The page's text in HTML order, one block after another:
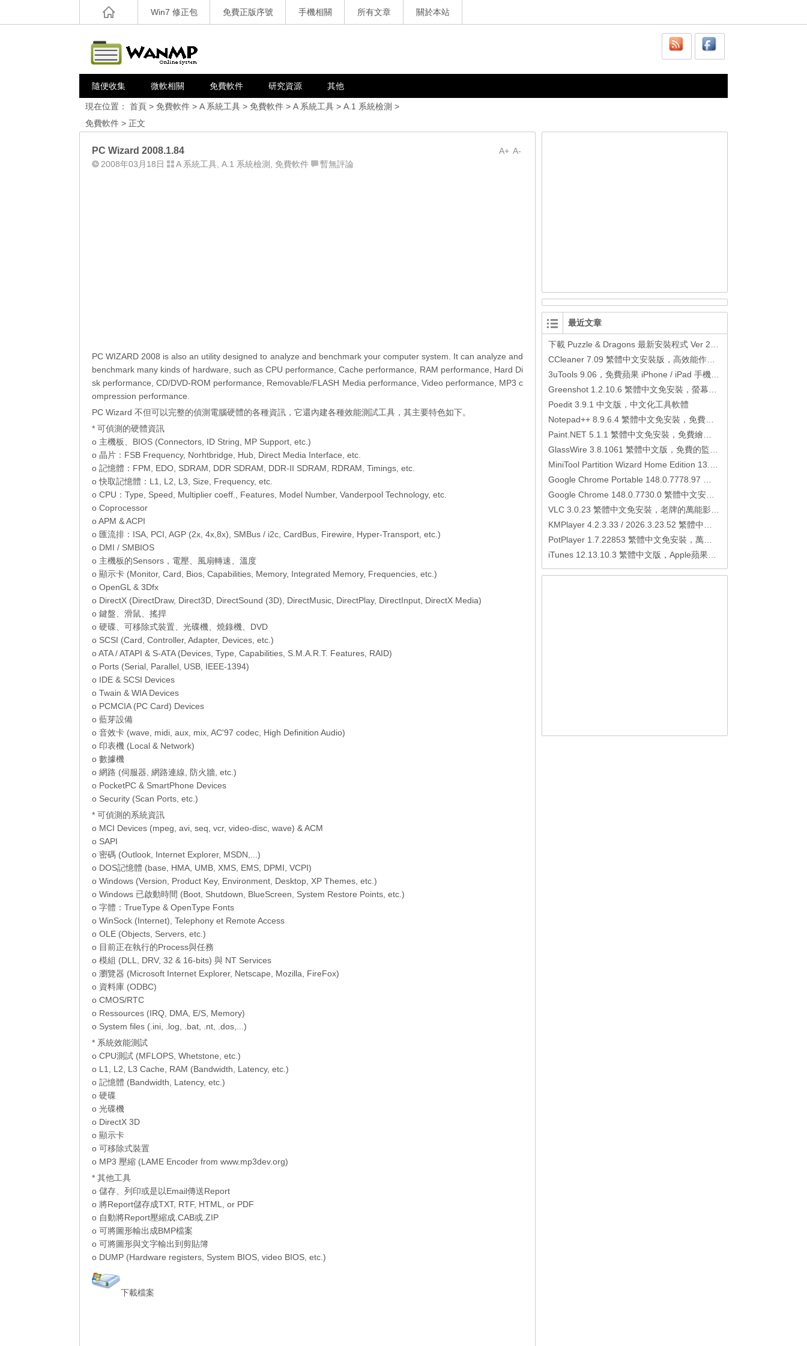
Win7 修正包 免費正版序號 手機相關 所有文章 關於本站
隨便收集 微軟相關 免費軟件 研究資源 其他
現在位置： 首頁 > 免費軟件 > A 系統工具 > 免費軟件 > A 系統工具 > A.1 系統檢測 >
免費軟件 > 正文
A-
A+
PC Wizard 2008.1.84
2008年03月18日 A 系統工具 A.1 系統檢測 免費軟件 暫無評論
PC WIZARD 2008 is also an utility designed to analyze and benchmark your computer system. It can analyze and
benchmark many kinds of hardware, such as CPU performance, Cache performance, RAM performance, Hard Di
sk performance, CD/DVD-ROM performance, Removable/FLASH Media performance, Video performance, MP3 c
ompression performance.
PC Wizard 不但可以完整的偵測電腦硬體的各種資訊，它還內建各種效能測試工具，其主要特色如下。
* 可偵測的硬體資訊
o 主機板、BIOS (Connectors, ID String, MP Support, etc.)
o 晶片：FSB Frequency, Norhtbridge, Hub, Direct Media Interface, etc.
o 記憶體：FPM, EDO, SDRAM, DDR SDRAM, DDR-II SDRAM, RDRAM, Timings, etc.
o 快取記憶體：L1, L2, L3, Size, Frequency, etc.
o CPU：Type, Speed, Multiplier coeff., Features, Model Number, Vanderpool Technology, etc.
o Coprocessor
o APM & ACPI
o 匯流排：ISA, PCI, AGP (2x, 4x,8x), SMBus / i2c, CardBus, Firewire, Hyper-Transport, etc.)
o DMI / SMBIOS
o 主機板的Sensors，電壓、風扇轉速、溫度
o 顯示卡 (Monitor, Card, Bios, Capabilities, Memory, Integrated Memory, Frequencies, etc.)
o OpenGL & 3Dfx
o DirectX (DirectDraw, Direct3D, DirectSound (3D), DirectMusic, DirectPlay, DirectInput, DirectX Media)
o 鍵盤、滑鼠、搖捍
o 硬碟、可移除式裝置、光碟機、燒錄機、DVD
o SCSI (Card, Controller, Adapter, Devices, etc.)
o ATA / ATAPI & S-ATA (Devices, Type, Capabilities, S.M.A.R.T. Features, RAID)
o Ports (Serial, Parallel, USB, IEEE-1394)
o IDE & SCSI Devices
o Twain & WIA Devices
o PCMCIA (PC Card) Devices
o 藍芽設備
o 音效卡 (wave, midi, aux, mix, AC'97 codec, High Definition Audio)
o 印表機 (Local & Network)
o 數據機
o 網路 (伺服器, 網路連線, 防火牆, etc.)
o PocketPC & SmartPhone Devices
o Security (Scan Ports, etc.)
* 可偵測的系統資訊
o MCI Devices (mpeg, avi, seq, vcr, video-disc, wave) & ACM
o SAPI
o 密碼 (Outlook, Internet Explorer, MSDN,...)
o DOS記憶體 (base, HMA, UMB, XMS, EMS, DPMI, VCPI)
o Windows (Version, Product Key, Environment, Desktop, XP Themes, etc.)
o Windows 已啟動時間 (Boot, Shutdown, BlueScreen, System Restore Points, etc.)
o 字體：TrueType & OpenType Fonts
o WinSock (Internet), Telephony et Remote Access
o OLE (Objects, Servers, etc.)
o 目前正在執行的Process與任務
o 模組 (DLL, DRV, 32 & 16-bits) 與 NT Services
o 瀏覽器 (Microsoft Internet Explorer, Netscape, Mozilla, FireFox)
o 資料庫 (ODBC)
o CMOS/RTC
o Ressources (IRQ, DMA, E/S, Memory)
o System files (.ini, .log, .bat, .nt, .dos,...)
* 系統效能測試
o CPU測試 (MFLOPS, Whetstone, etc.)
o L1, L2, L3 Cache, RAM (Bandwidth, Latency, etc.)
o 記憶體 (Bandwidth, Latency, etc.)
o 硬碟
o 光碟機
o DirectX 3D
o 顯示卡
o 可移除式裝置
o MP3 壓縮 (LAME Encoder from www.mp3dev.org)
* 其他工具
o 儲存、列印或是以Email傳送Report
o 將Report儲存成TXT, RTF, HTML, or PDF
o 自動將Report壓縮成.CAB或.ZIP
o 可將圖形輸出成BMP檔案
o 可將圖形與文字輸出到剪貼簿
o DUMP (Hardware registers, System BIOS, video BIOS, etc.)
下載檔案
最近文章
Poedit 3.9.1 中文版，中文化工具軟體